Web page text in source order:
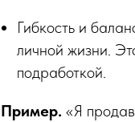
Гибкость и
личной жизни.
подработкой.
Пример. «Я